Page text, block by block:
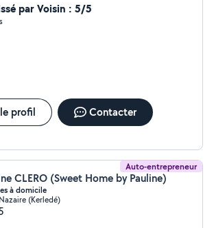
par Voisin : 5/5
profil Contacter
Auto-entrepreneur
CLERO (Sweet Home by Pauline)
à domicile
(Kerledé)